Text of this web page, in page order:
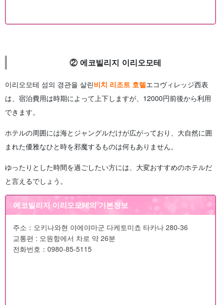
② 에코빌리지 이리오모테
이리오모테 섬의 경관을 살린비치 리조트 호텔エコヴィレッジ西表
は、宿泊費用は時期によって上下しますが、12000円前後から利用
できます。
ホテルの周囲には海とジャングルだけが広がっており、大自然に囲
まれた優雅なひと時を邪魔するものは何もありません。
ゆったりとした時間を過ごしたい方には、大変おすすめのホテルだ
と言えるでしょう。
에코빌리지 이리오모테의 기본정보
주소：오키나와현 야에야마군 다케토미쵸 타카나 280-36
교통편 : 오원항에서 차로 약 26분
전화번호：0980-85-5115